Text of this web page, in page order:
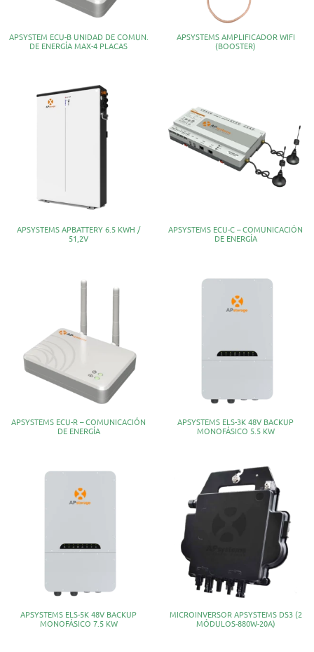
APSYSTEM ECU-B UNIDAD DE COMUN.
DE ENERGÍA MAX-4 PLACAS
APSYSTEMS AMPLIFICADOR WIFI
(BOOSTER)
APSYSTEMS APBATTERY 6.5 KWH /
51,2V
APSYSTEMS ECU-C – COMUNICACIÓN
DE ENERGÍA
APSYSTEMS ECU-R – COMUNICACIÓN
DE ENERGÍA
APSYSTEMS ELS-3K 48V BACKUP
MONOFÁSICO 5.5 KW
APSYSTEMS ELS-5K 48V BACKUP
MONOFÁSICO 7.5 KW
MICROINVERSOR APSYSTEMS DS3 (2
MÓDULOS-880W-20A)